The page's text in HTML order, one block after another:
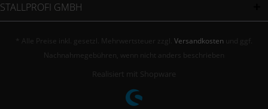
STALLPROFI GMBH
* Alle Preise inkl. gesetzl. Mehrwertsteuer zzgl. Versandkosten und ggf.
Nachnahmegebühren, wenn nicht anders beschrieben
Realisiert mit Shopware